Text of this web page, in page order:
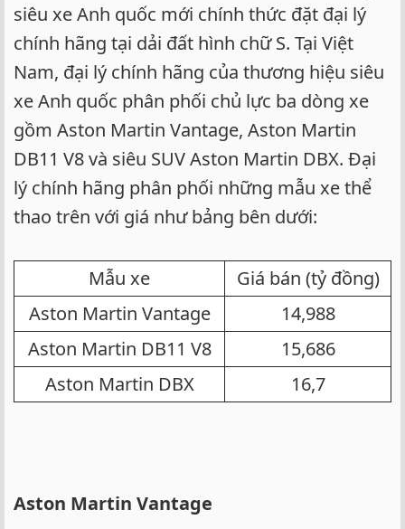
siêu xe Anh quốc mới chính thức đặt đại lý
chính hãng tại dải đất hình chữ S. Tại Việt
Nam, đại lý chính hãng của thương hiệu siêu
xe Anh quốc phân phối chủ lực ba dòng xe
gồm Aston Martin Vantage, Aston Martin
DB11 V8 và siêu SUV Aston Martin DBX. Đại
lý chính hãng phân phối những mẫu xe thể
thao trên với giá như bảng bên dưới:
Mẫu xe​
Giá bán (tỷ đồng)​
Aston Martin Vantage​
14,988​
Aston Martin DB11 V8​
15,686​
Aston Martin DBX​
16,7​
Aston Martin Vantage